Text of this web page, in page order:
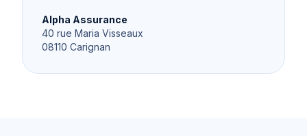
Alpha Assurance
40 rue Maria Visseaux
08110 Carignan